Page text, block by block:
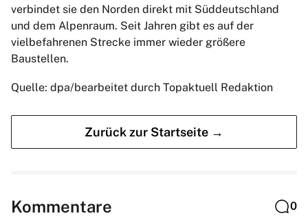
verbindet sie den Norden direkt mit Süddeutschland
und dem Alpenraum. Seit Jahren gibt es auf der
vielbefahrenen Strecke immer wieder größere
Baustellen.
Quelle: dpa/bearbeitet durch Topaktuell Redaktion
Zurück zur Startseite →
Kommentare 0